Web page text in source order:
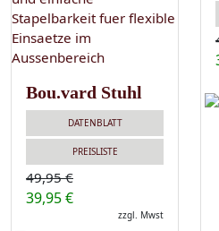
Bou.vard Stuhl
DATENBLATT
PREISLISTE
49,95 €
39,95 €
zzgl. Mwst